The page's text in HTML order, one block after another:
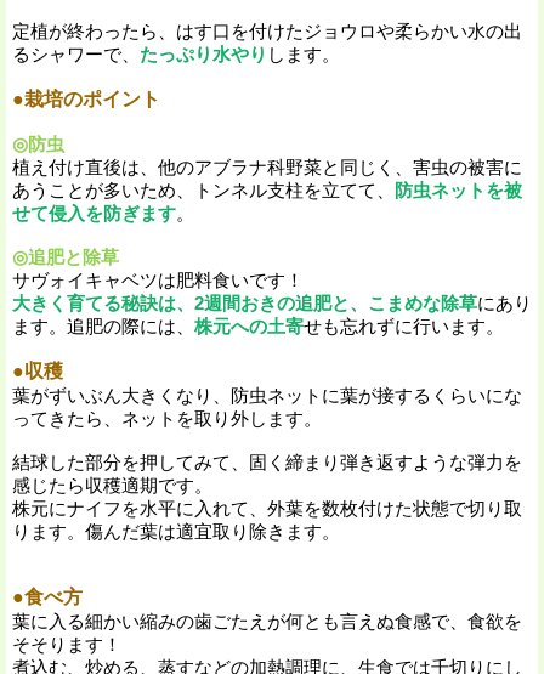
定植が終わったら、はす口を付けたジョウロや柔らかい水の出
るシャワーで、 たっぷり水やり します。
●栽培のポイント
◎防虫
植え付け直後は、他のアブラナ科野菜と同じく、害虫の被害に
あうことが多いため、トンネル支柱を立てて、
防虫ネットを被
せて侵入を防ぎます。
◎追肥と除草
サヴォイキャベツは肥料食いです！
大きく育てる秘訣は、2週間おきの追肥と、こまめな除草にあり
ます。追肥の際には、 株元への土寄せも忘れずに行います。
●収穫
葉がずいぶん大きくなり、防虫ネットに葉が接するくらいにな
ってきたら、ネットを取り外します。
結球した部分を押してみて、固く締まり弾き返すような弾力を
感じたら収穫適期です。
株元にナイフを水平に入れて、外葉を数枚付けた状態で切り取
ります。傷んだ葉は適宜取り除きます。
●食べ方
葉に入る細かい縮みの歯ごたえが何とも言えぬ食感で、食欲を
そそります！
煮込む、炒める、蒸すなどの加熱調理に、生食では千切りにし